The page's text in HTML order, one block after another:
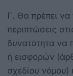
Γ. Θα πρέπει να
περιπτώσεις
δυνατότητα να
ή εισφορών
σχεδίου νόμου)